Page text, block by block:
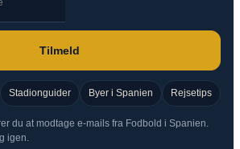
Tilmeld
Stadionguider Byer i Spanien Rejsetips
du at modtage e-mails fra Fodbold i Spanien.
igen.